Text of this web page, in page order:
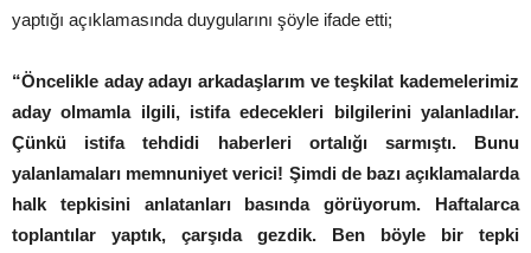
yaptığı açıklamasında duygularını şöyle ifade etti;
“Öncelikle aday adayı arkadaşlarım ve teşkilat kademelerimiz
aday olmamla ilgili, istifa edecekleri bilgilerini yalanladılar.
Çünkü istifa tehdidi haberleri ortalığı sarmıştı. Bunu
yalanlamaları memnuniyet verici! Şimdi de bazı açıklamalarda
halk tepkisini anlatanları basında görüyorum. Haftalarca
toplantılar yaptık, çarşıda gezdik. Ben böyle bir tepki